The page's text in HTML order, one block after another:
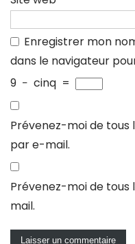
Enregistrer mon
dans le navigateur
9 − cinq =
Prévenez-moi de tous
par e-mail.
Prévenez-moi de tous
mail.